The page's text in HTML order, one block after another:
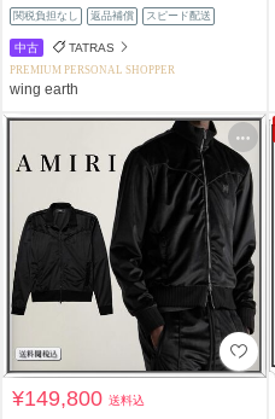
関税負担なし 返品補償 スピード配送
中古 TATRAS
PREMIUM PERSONAL SHOPPER
wing earth
¥149,800送料込